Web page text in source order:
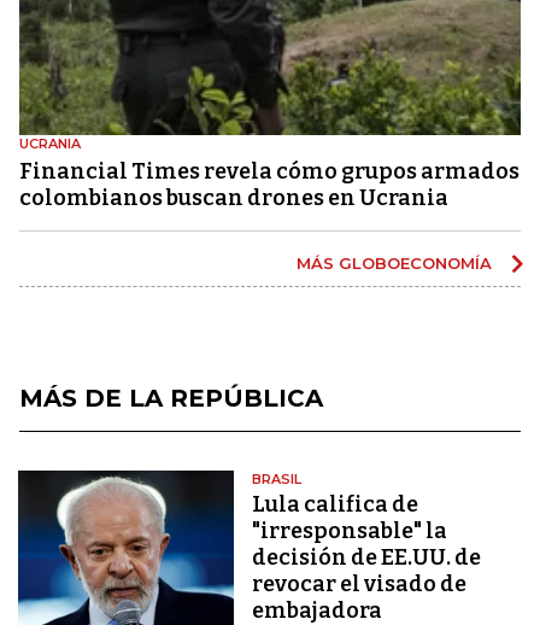
UCRANIA
Financial Times revela cómo grupos armados
colombianos buscan drones en Ucrania
MÁS GLOBOECONOMÍA
MÁS DE LA REPÚBLICA
BRASIL
Lula califica de
"irresponsable" la
decisión de EE.UU. de
revocar el visado de
embajadora